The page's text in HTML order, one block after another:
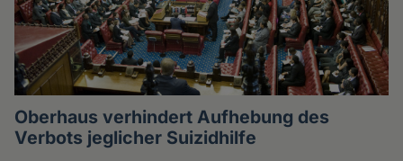
Oberhaus verhindert Aufhebung des
Verbots jeglicher Suizidhilfe